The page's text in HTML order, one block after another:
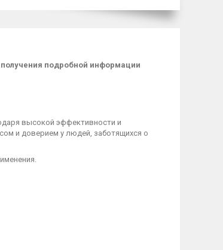
подробной информации
высокой эффективности и
и доверием у людей, заботящихся о